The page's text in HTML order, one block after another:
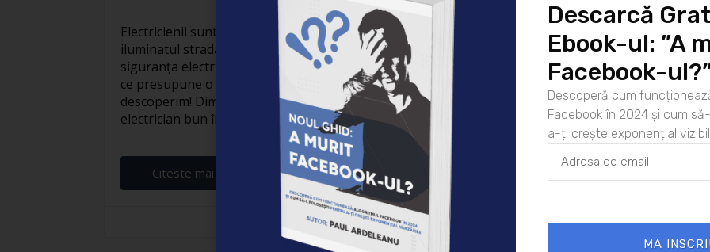
Electricienii sunt adevărați eroi invizibili ai vieții moderne. De la
iluminatul stradal care face orașele să strălucească noaptea până la
siguranța electrică din locuințe, activitatea lor este indispensabilă. Dar
ce presupune o zi obișnuită din viața unui electrician? Hai să
descoperim! Dimineața devreme: Pregătirea pentru zi Ziua unui
electrician bun începe devreme. Cu o ceașcă [...]
Citeste mai departe...
Elena Ardeleanu 26/01/2025
Descarcă
Ebook-ul: ”A
Facebook-
Descoperă cum
Facebook în 2024 și cum
a-ți crește exponențial
MA